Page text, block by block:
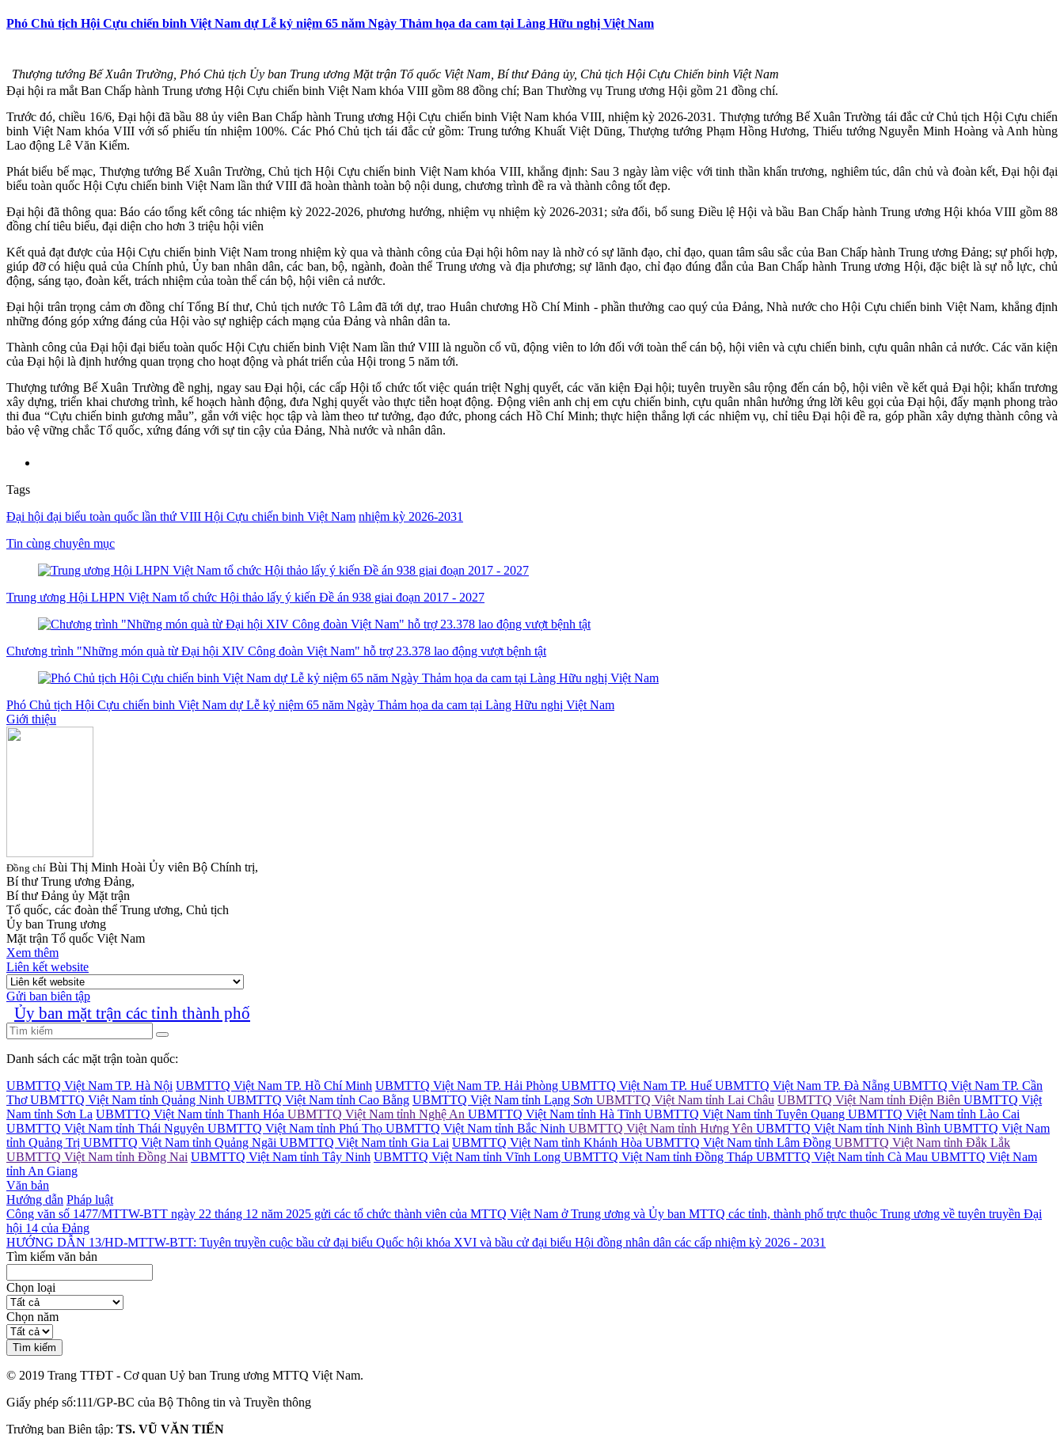
Phó Chủ tịch Hội Cựu chiến binh Việt Nam dự Lễ kỷ niệm 65 năm Ngày Thảm họa da cam tại Làng Hữu nghị Việt Nam
Thượng tướng Bế Xuân Trường, Phó Chủ tịch Ủy ban Trung ương Mặt trận Tổ quốc Việt Nam, Bí thư Đảng ủy, Chủ tịch Hội Cựu Chiến binh Việt Nam
Đại hội ra mắt Ban Chấp hành Trung ương Hội Cựu chiến binh Việt Nam khóa VIII gồm 88 đồng chí; Ban Thường vụ Trung ương Hội gồm 21 đồng chí.
Trước đó, chiều 16/6, Đại hội đã bầu 88 ủy viên Ban Chấp hành Trung ương Hội Cựu chiến binh Việt Nam khóa VIII, nhiệm kỳ 2026-2031. Thượng tướng Bế Xuân Trường tái đắc cử Chủ tịch Hội Cựu chiến
binh Việt Nam khóa VIII với số phiếu tín nhiệm 100%. Các Phó Chủ tịch tái đắc cử gồm: Trung tướng Khuất Việt Dũng, Thượng tướng Phạm Hồng Hương, Thiếu tướng Nguyễn Minh Hoàng và Anh hùng
Lao động Lê Văn Kiểm.
Phát biểu bế mạc, Thượng tướng Bế Xuân Trường, Chủ tịch Hội Cựu chiến binh Việt Nam khóa VIII, khẳng định: Sau 3 ngày làm việc với tinh thần khẩn trương, nghiêm túc, dân chủ và đoàn kết, Đại hội đại
biểu toàn quốc Hội Cựu chiến binh Việt Nam lần thứ VIII đã hoàn thành toàn bộ nội dung, chương trình đề ra và thành công tốt đẹp.
Đại hội đã thông qua: Báo cáo tổng kết công tác nhiệm kỳ 2022-2026, phương hướng, nhiệm vụ nhiệm kỳ 2026-2031; sửa đổi, bổ sung Điều lệ Hội và bầu Ban Chấp hành Trung ương Hội khóa VIII gồm 88
đồng chí tiêu biểu, đại diện cho hơn 3 triệu hội viên
Kết quả đạt được của Hội Cựu chiến binh Việt Nam trong nhiệm kỳ qua và thành công của Đại hội hôm nay là nhờ có sự lãnh đạo, chỉ đạo, quan tâm sâu sắc của Ban Chấp hành Trung ương Đảng; sự phối hợp,
giúp đỡ có hiệu quả của Chính phủ, Ủy ban nhân dân, các ban, bộ, ngành, đoàn thể Trung ương và địa phương; sự lãnh đạo, chỉ đạo đúng đắn của Ban Chấp hành Trung ương Hội, đặc biệt là sự nỗ lực, chủ
động, sáng tạo, đoàn kết, trách nhiệm của toàn thể cán bộ, hội viên cả nước.
Đại hội trân trọng cảm ơn đồng chí Tổng Bí thư, Chủ tịch nước Tô Lâm đã tới dự, trao Huân chương Hồ Chí Minh - phần thưởng cao quý của Đảng, Nhà nước cho Hội Cựu chiến binh Việt Nam, khẳng định
những đóng góp xứng đáng của Hội vào sự nghiệp cách mạng của Đảng và nhân dân ta.
Thành công của Đại hội đại biểu toàn quốc Hội Cựu chiến binh Việt Nam lần thứ VIII là nguồn cổ vũ, động viên to lớn đối với toàn thể cán bộ, hội viên và cựu chiến binh, cựu quân nhân cả nước. Các văn kiện
của Đại hội là định hướng quan trọng cho hoạt động và phát triển của Hội trong 5 năm tới.
Thượng tướng Bế Xuân Trường đề nghị, ngay sau Đại hội, các cấp Hội tổ chức tốt việc quán triệt Nghị quyết, các văn kiện Đại hội; tuyên truyền sâu rộng đến cán bộ, hội viên về kết quả Đại hội; khẩn trương
xây dựng, triển khai chương trình, kế hoạch hành động, đưa Nghị quyết vào thực tiễn hoạt động. Động viên anh chị em cựu chiến binh, cựu quân nhân hưởng ứng lời kêu gọi của Đại hội, đẩy mạnh phong trào
thi đua “Cựu chiến binh gương mẫu”, gắn với việc học tập và làm theo tư tưởng, đạo đức, phong cách Hồ Chí Minh; thực hiện thắng lợi các nhiệm vụ, chỉ tiêu Đại hội đề ra, góp phần xây dựng thành công và
bảo vệ vững chắc Tổ quốc, xứng đáng với sự tin cậy của Đảng, Nhà nước và nhân dân.
Tags
Đại hội đại biểu toàn quốc lần thứ VIII Hội Cựu chiến binh Việt Nam nhiệm kỳ 2026-2031
Tin cùng chuyên mục
Trung ương Hội LHPN Việt Nam tổ chức Hội thảo lấy ý kiến Đề án 938 giai đoạn 2017 - 2027
Chương trình "Những món quà từ Đại hội XIV Công đoàn Việt Nam" hỗ trợ 23.378 lao động vượt bệnh tật
Phó Chủ tịch Hội Cựu chiến binh Việt Nam dự Lễ kỷ niệm 65 năm Ngày Thảm họa da cam tại Làng Hữu nghị Việt Nam
Giới thiệu
Đồng chí Bùi Thị Minh Hoài Ủy viên Bộ Chính trị,
Bí thư Trung ương Đảng,
Bí thư Đảng ủy Mặt trận
Tổ quốc, các đoàn thể Trung ương, Chủ tịch
Ủy ban Trung ương
Mặt trận Tổ quốc Việt Nam
Xem thêm
Liên kết website
Gửi ban biên tập
Ủy ban mặt trận các tỉnh thành phố
Danh sách các mặt trận toàn quốc:
UBMTTQ Việt Nam TP. Hà Nội UBMTTQ Việt Nam TP. Hồ Chí Minh UBMTTQ Việt Nam TP. Hải Phòng UBMTTQ Việt Nam TP. Huế UBMTTQ Việt Nam TP. Đà Nẵng UBMTTQ Việt Nam TP. Cần
ThơUBMTTQ Việt Nam tỉnh Quảng Ninh UBMTTQ Việt Nam tỉnh Cao Bằng UBMTTQ Việt Nam tỉnh Lạng Sơn UBMTTQ Việt Nam tỉnh Lai Châu UBMTTQ Việt Nam tỉnh Điện Biên UBMTTQ Việt
Nam tỉnh Sơn La UBMTTQ Việt Nam tỉnh Thanh Hóa UBMTTQ Việt Nam tỉnh Nghệ An UBMTTQ Việt Nam tỉnh Hà Tĩnh UBMTTQ Việt Nam tỉnh Tuyên Quang UBMTTQ Việt Nam tỉnh Lào Cai
UBMTTQ Việt Nam tỉnh Thái Nguyên UBMTTQ Việt Nam tỉnh Phú Thọ UBMTTQ Việt Nam tỉnh Bắc Ninh UBMTTQ Việt Nam tỉnh Hưng Yên UBMTTQ Việt Nam tỉnh Ninh Bình UBMTTQ Việt Nam
tỉnh Quảng Trị UBMTTQ Việt Nam tỉnh Quảng Ngãi UBMTTQ Việt Nam tỉnh Gia Lai UBMTTQ Việt Nam tỉnh Khánh Hòa UBMTTQ Việt Nam tỉnh Lâm Đồng UBMTTQ Việt Nam tỉnh Đắk Lắk
UBMTTQ Việt Nam tỉnh Đồng Nai UBMTTQ Việt Nam tỉnh Tây Ninh UBMTTQ Việt Nam tỉnh Vĩnh Long UBMTTQ Việt Nam tỉnh Đồng Tháp UBMTTQ Việt Nam tỉnh Cà Mau UBMTTQ Việt Nam
tỉnh An Giang
Văn bản
Hướng dẫn Pháp luật
Công văn số 1477/MTTW-BTT ngày 22 tháng 12 năm 2025 gửi các tổ chức thành viên của MTTQ Việt Nam ở Trung ương và Ủy ban MTTQ các tỉnh, thành phố trực thuộc Trung ương về tuyên truyền Đại
hội 14 của Đảng
HƯỚNG DẪN 13/HD-MTTW-BTT: Tuyên truyền cuộc bầu cử đại biểu Quốc hội khóa XVI và bầu cử đại biểu Hội đồng nhân dân các cấp nhiệm kỳ 2026 - 2031
Tìm kiếm văn bản
Chọn loại
Chọn năm
Tìm kiếm
© 2019 Trang TTĐT - Cơ quan Uỷ ban Trung ương MTTQ Việt Nam.
Giấy phép số:111/GP-BC của Bộ Thông tin và Truyền thông
Trưởng ban Biên tập: TS. VŨ VĂN TIẾN